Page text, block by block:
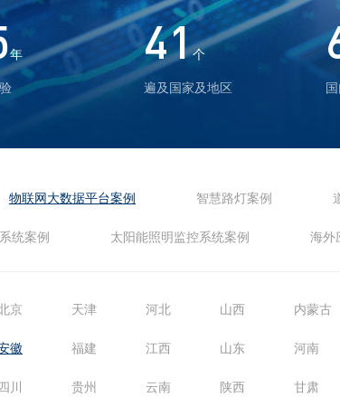
年
41个
遍及国家及地区
物联网大数据平台案例 智慧路灯案例
统案例 太阳能照明监控系统案例 海外
京 天津 河北 山西 内蒙古
徽 福建 江西 山东 河南
川 贵州 云南 陕西 甘肃